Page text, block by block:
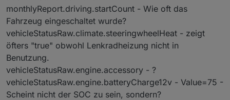
monthlyReport.driving.startCount - Wie oft das
Fahrzeug eingeschaltet wurde?
vehicleStatusRaw.climate.steeringwheelHeat - zeigt
öfters "true" obwohl Lenkradheizung nicht in
Benutzung.
vehicleStatusRaw.engine.accessory - ?
vehicleStatusRaw.engine.batteryCharge12v - Value=75 -
Scheint nicht der SOC zu sein, sondern?